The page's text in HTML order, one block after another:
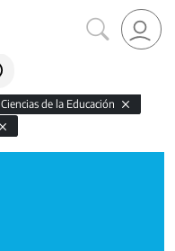
Ciencias de la Educación